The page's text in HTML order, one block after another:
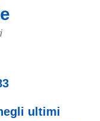
ultimi